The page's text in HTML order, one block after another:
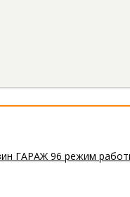
ГАРАЖ 96 режим